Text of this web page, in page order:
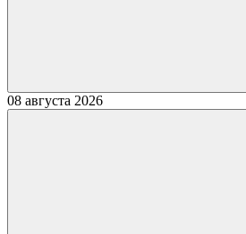
08 августа 2026